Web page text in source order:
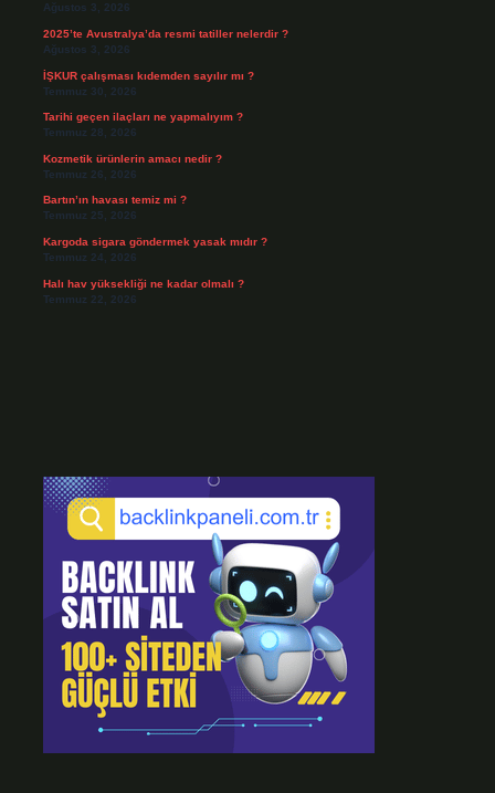
Ağustos 3, 2026
2025’te Avustralya’da resmi tatiller nelerdir ?
Ağustos 3, 2026
İŞKUR çalışması kıdemden sayılır mı ?
Temmuz 30, 2026
Tarihi geçen ilaçları ne yapmalıyım ?
Temmuz 28, 2026
Kozmetik ürünlerin amacı nedir ?
Temmuz 26, 2026
Bartın’ın havası temiz mi ?
Temmuz 25, 2026
Kargoda sigara göndermek yasak mıdır ?
Temmuz 24, 2026
Halı hav yüksekliği ne kadar olmalı ?
Temmuz 22, 2026